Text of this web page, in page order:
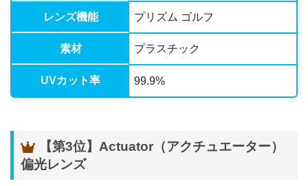
レンズ機能 プリズム ゴルフ
素材 プラスチック
UVカット率 99.9%
【第3位】Actuator（アクチュエーター）
偏光レンズ